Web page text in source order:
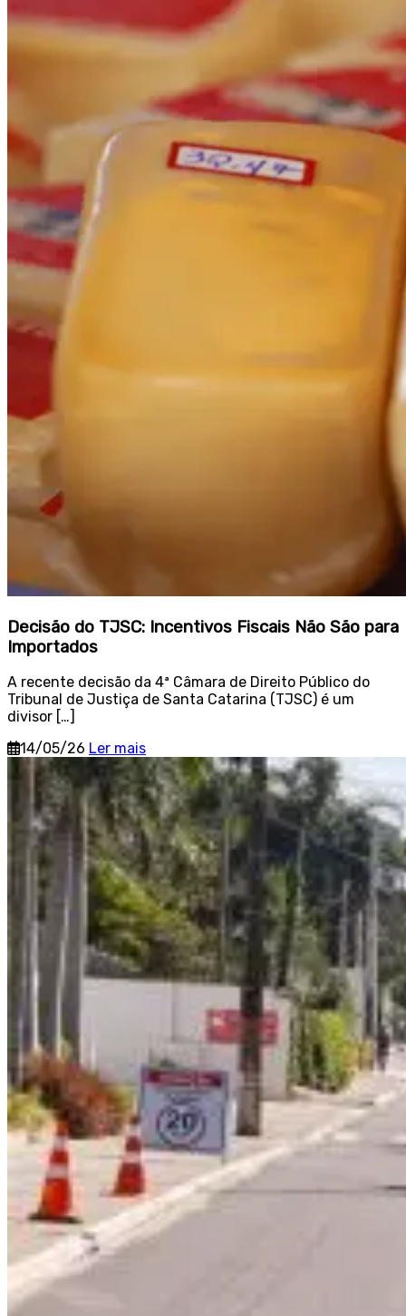
Decisão do TJSC: Incentivos Fiscais Não São para
Importados
A recente decisão da 4ª Câmara de Direito Público do
Tribunal de Justiça de Santa Catarina (TJSC) é um
divisor […]
14/05/26 Ler mais